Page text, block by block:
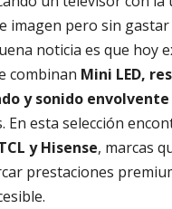
imagen pero sin gastar
noticia es que hoy
combinan Mini LED,
y sonido envolvente
En esta selección
y Hisense, marcas
prestaciones